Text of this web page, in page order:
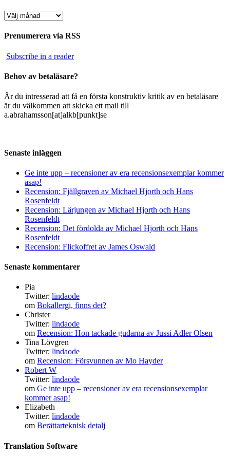
Arkiv
Prenumerera via RSS
Subscribe in a reader
Behov av betaläsare?
Är du intresserad att få en första konstruktiv kritik av en betaläsare
är du välkommen att skicka ett mail till
a.abrahamsson[at]alkb[punkt]se
Senaste inläggen
Ge inte upp – recensioner av era recensionsexemplar kommer
asap!
Recension: Fjällgraven av Michael Hjorth och Hans
Rosenfeldt
Recension: Lärjungen av Michael Hjorth och Hans
Rosenfeldt
Recension: Det fördolda av Michael Hjorth och Hans
Rosenfeldt
Recension: Flickoffret av James Oswald
Senaste kommentarer
Pia
Twitter: lindaode
om Bokallergi, finns det?
Christer
Twitter: lindaode
om Recension: Hon tackade gudarna av Jussi Adler Olsen
Tina Lövgren
Twitter: lindaode
om Recension: Försvunnen av Mo Hayder
Robert W
Twitter: lindaode
om Ge inte upp – recensioner av era recensionsexemplar
kommer asap!
Elizabeth
Twitter: lindaode
om Berättarteknisk detalj
Translation Software